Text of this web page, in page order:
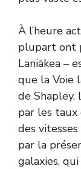
À l’heure
plupart ont
Laniākea –
que la Voie
de Shapley.
par les taux
des
par la
galaxies,